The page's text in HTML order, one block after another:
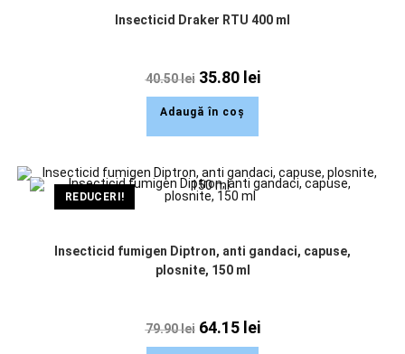
Insecticid Draker RTU 400 ml
40.50lei 35.80 lei
Adaugă în coș
REDUCERI!
Insecticid fumigen Diptron, anti gandaci, capuse,
plosnite, 150 ml
79.90lei 64.15 lei